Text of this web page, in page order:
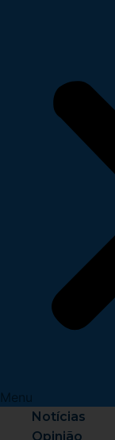
Menu
Notícias
Opinião